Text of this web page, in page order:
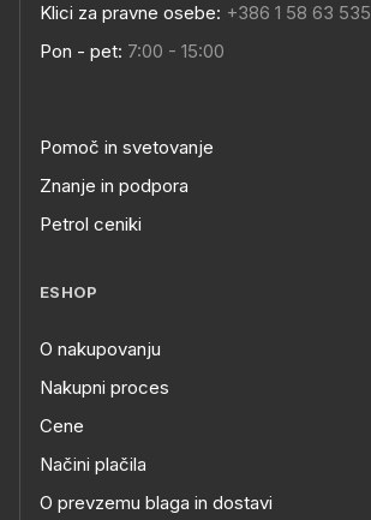
Klici za pravne osebe: +386 1 58 63 535
Pon - pet: 7:00 - 15:00
Pomoč in svetovanje
Znanje in podpora
Petrol ceniki
ESHOP
O nakupovanju
Nakupni proces
Cene
Načini plačila
O prevzemu blaga in dostavi